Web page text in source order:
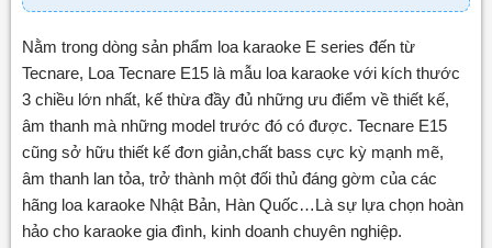
Nằm trong dòng sản phẩm loa karaoke E series đến từ
Tecnare, Loa Tecnare E15 là mẫu loa karaoke với kích thước
3 chiều lớn nhất, kế thừa đầy đủ những ưu điểm về thiết kế,
âm thanh mà những model trước đó có được. Tecnare E15
cũng sở hữu thiết kế đơn giản,chất bass cực kỳ mạnh mẽ,
âm thanh lan tỏa, trở thành một đối thủ đáng gờm của các
hãng loa karaoke Nhật Bản, Hàn Quốc…Là sự lựa chọn hoàn
hảo cho karaoke gia đình, kinh doanh chuyên nghiệp.